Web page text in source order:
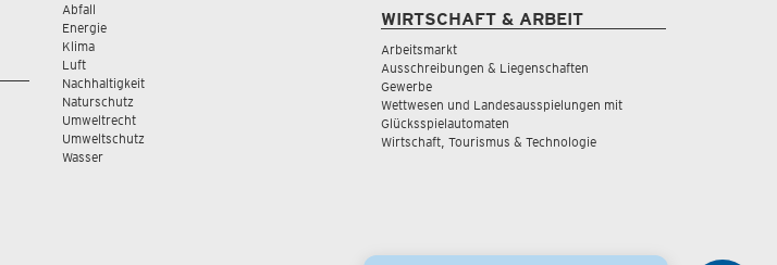
Abfall
Energie
Klima
Luft
Nachhaltigkeit
Naturschutz
Umweltrecht
Umweltschutz
Wasser
WIRTSCHAFT & ARBEIT
Arbeitsmarkt
Ausschreibungen & Liegenschaften
Gewerbe
Wettwesen und Landesausspielungen mit
Glücksspielautomaten
Wirtschaft, Tourismus & Technologie